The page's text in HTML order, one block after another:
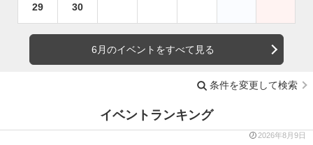
29 30
6月のイベントをすべて見る
条件を変更して検索
イベントランキング
2026年8月9日